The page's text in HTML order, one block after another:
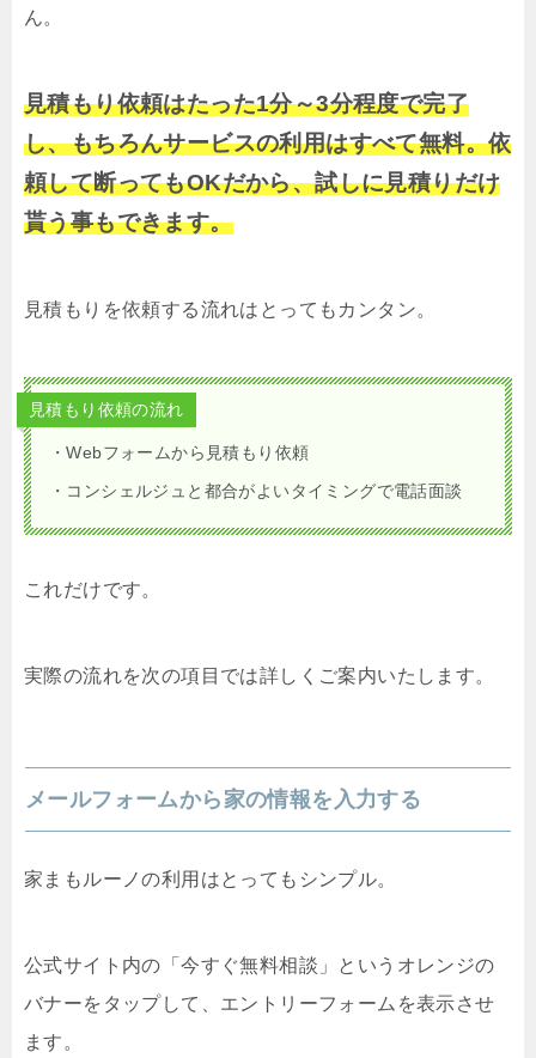
ん。
見積もり依頼はたった1分～3分程度で完了
し、もちろんサービスの利用はすべて無料。依
頼して断ってもOKだから、試しに見積りだけ
貰う事もできます。
見積もりを依頼する流れはとってもカンタン。
見積もり依頼の流れ
・Webフォームから見積もり依頼
・コンシェルジュと都合がよいタイミングで電話面談
これだけです。
実際の流れを次の項目では詳しくご案内いたします。
メールフォームから家の情報を入力する
家まもルーノの利用はとってもシンプル。
公式サイト内の「今すぐ無料相談」というオレンジの
バナーをタップして、エントリーフォームを表示させ
ます。